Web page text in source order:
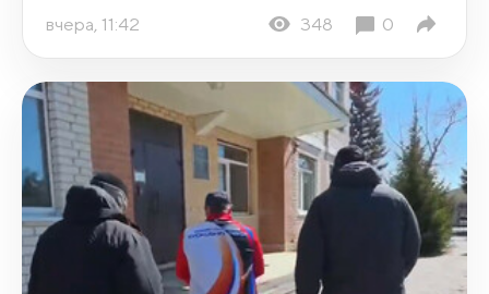
вчера, 11:42 348 0